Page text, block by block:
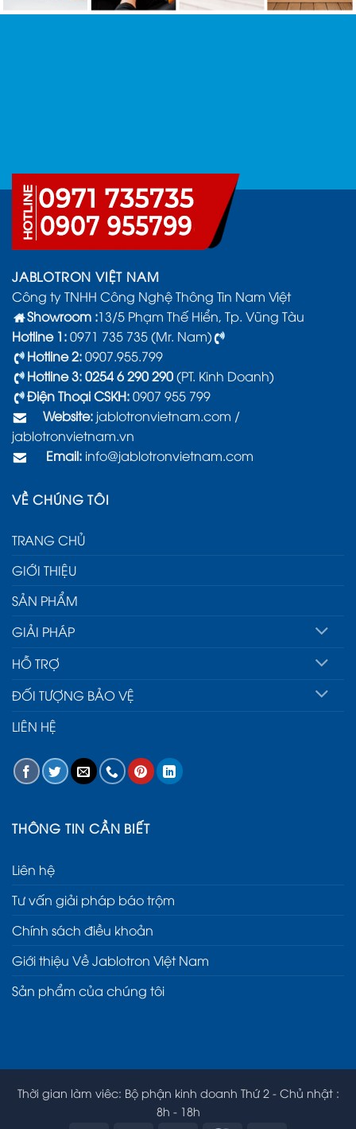
JABLOTRON VIỆT NAM
Công ty TNHH Công Nghệ Thông Tin Nam Việt
Showroom :13/5 Phạm Thế Hiển, Tp. Vũng Tàu
Hotline 1:0971 735 735 (Mr. Nam)
Hotline 2:0907.955.799
Hotline 3: 0254 6 290 290(PT. Kinh Doanh)
Điện Thoại CSKH:0907 955 799
Website: jablotronvietnam.com /
jablotronvietnam.vn
Email: info@jablotronvietnam.com
VỀ CHÚNG TÔI
TRANG CHỦ
GIỚI THIỆU
SẢN PHẨM
GIẢI PHÁP
HỖ TRỢ
ĐỐI TƯỢNG BẢO VỆ
LIÊN HỆ
THÔNG TIN CẦN BIẾT
Liên hệ
Tư vấn giải pháp báo trộm
Chính sách điều khoản
Giới thiệu Về Jablotron Việt Nam
Sản phẩm của chúng tôi
Thời gian làm viêc: Bộ phận kinh doanh Thứ 2 - Chủ nhật :
8h - 18h